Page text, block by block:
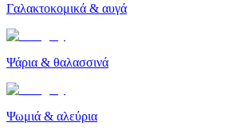
Γαλακτοκομικά & αυγά
Ψάρια & θαλασσινά
Ψωμιά & αλεύρια